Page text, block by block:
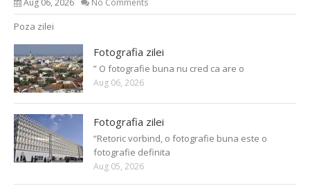
Aug 06, 2026 No Comments
Poza zilei
Fotografia zilei
” O fotografie buna nu cred ca are o
Aug 06, 2026
Fotografia zilei
“Retoric vorbind, o fotografie buna este o
fotografie definita
Aug 05, 2026